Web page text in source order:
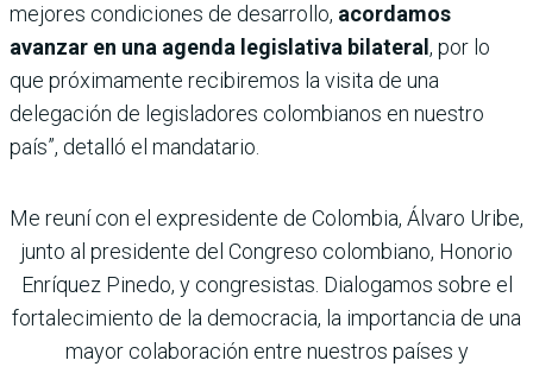
mejores condiciones de desarrollo, acordamos
avanzar en una agenda legislativa bilateral , por lo
que próximamente recibiremos la visita de una
delegación de legisladores colombianos en nuestro
país”, detalló el mandatario.
Me reuní con el expresidente de Colombia, Álvaro Uribe,
junto al presidente del Congreso colombiano, Honorio
Enríquez Pinedo, y congresistas. Dialogamos sobre el
fortalecimiento de la democracia, la importancia de una
mayor colaboración entre nuestros países y